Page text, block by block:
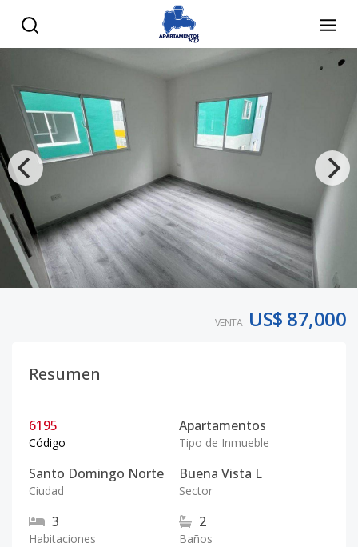
VENTA US$ 87,000
Resumen
6195
Código
Apartamentos
Tipo de Inmueble
Santo Domingo Norte
Ciudad
Buena Vista L
Sector
3
Habitaciones
2
Baños